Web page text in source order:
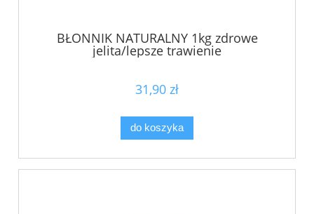
BŁONNIK NATURALNY 1kg zdrowe
jelita/lepsze trawienie
31,90 zł
do koszyka